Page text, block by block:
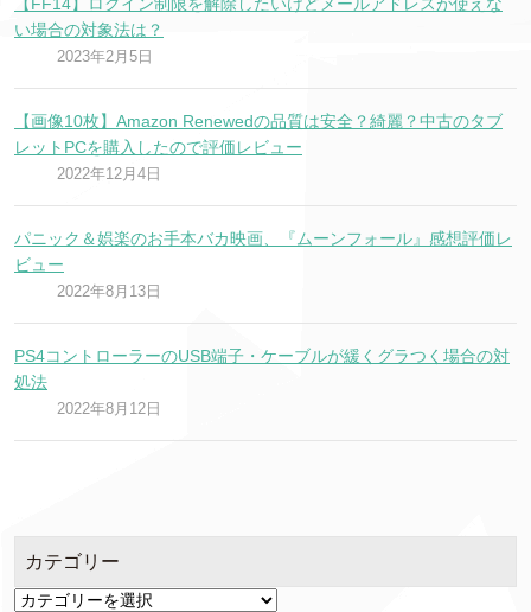
い場合の対象法は？
2023年2月5日
【画像10枚】Amazon Renewedの品質は安全？綺麗？中古のタブ
レットPCを購入したので評価レビュー
2022年12月4日
パニック＆娯楽のお手本バカ映画、『ムーンフォール』感想評価レ
ビュー
2022年8月13日
PS4コントローラーのUSB端子・ケーブルが緩くグラつく場合の対
処法
2022年8月12日
カテゴリー
カ